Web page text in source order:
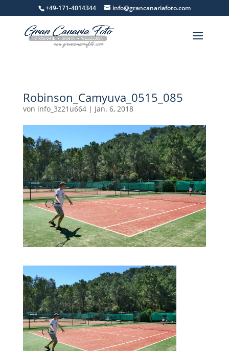
+49-171-4014344 info@grancanariafoto.com
Robinson_Camyuva_0515_085
von info_3z21u664| Jan. 6, 2018